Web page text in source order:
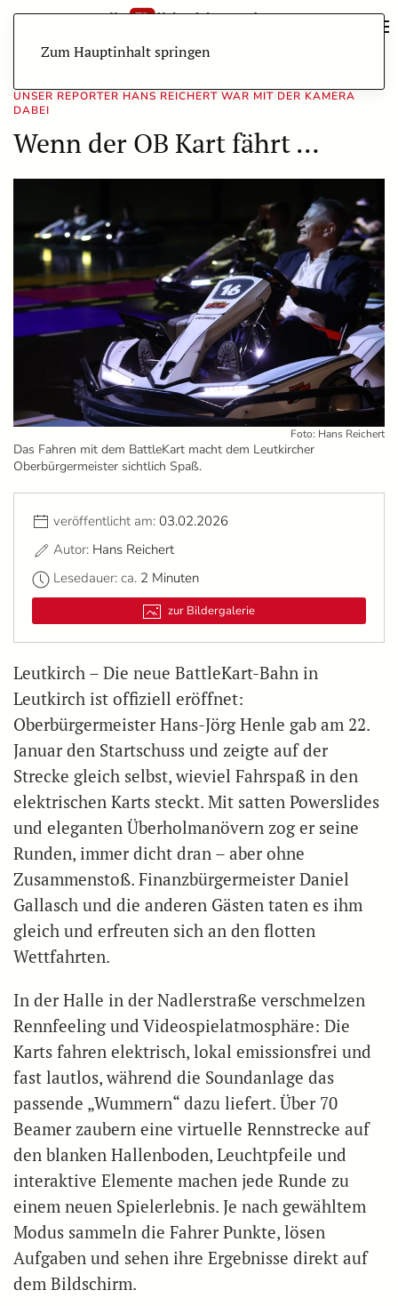
Zum Hauptinhalt springen
UNSER REPORTER HANS REICHERT WAR MIT DER KAMERA
DABEI
Wenn der OB Kart fährt …
Foto: Hans Reichert
Das Fahren mit dem BattleKart macht dem Leutkircher
Oberbürgermeister sichtlich Spaß.
veröffentlicht am: 03.02.2026
Autor: Hans Reichert
Lesedauer: ca. 2 Minuten
zur Bildergalerie
Leutkirch – Die neue BattleKart-Bahn in
Leutkirch ist offiziell eröffnet:
Oberbürgermeister Hans-Jörg Henle gab am 22.
Januar den Startschuss und zeigte auf der
Strecke gleich selbst, wieviel Fahrspaß in den
elektrischen Karts steckt. Mit satten Powerslides
und eleganten Überholmanövern zog er seine
Runden, immer dicht dran – aber ohne
Zusammenstoß. Finanzbürgermeister Daniel
Gallasch und die anderen Gästen taten es ihm
gleich und erfreuten sich an den flotten
Wettfahrten.
In der Halle in der Nadlerstraße verschmelzen
Rennfeeling und Videospielatmosphäre: Die
Karts fahren elektrisch, lokal emissionsfrei und
fast lautlos, während die Soundanlage das
passende „Wummern“ dazu liefert. Über 70
Beamer zaubern eine virtuelle Rennstrecke auf
den blanken Hallenboden, Leuchtpfeile und
interaktive Elemente machen jede Runde zu
einem neuen Spielerlebnis. Je nach gewähltem
Modus sammeln die Fahrer Punkte, lösen
Aufgaben und sehen ihre Ergebnisse direkt auf
dem Bildschirm.